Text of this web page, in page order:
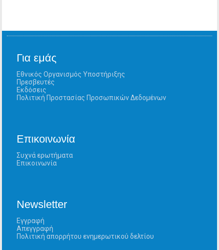
Για εμάς
Εθνικός Οργανισμός Υποστήριξης
Πρεσβευτές
Εκδόσεις
Πολιτική Προστασίας Προσωπικών Δεδομένων
Επικοινωνία
Συχνά ερωτήματα
Επικοινωνία
Newsletter
Εγγραφή
Απεγγραφή
Πολιτική απορρήτου ενημερωτικού δελτίου